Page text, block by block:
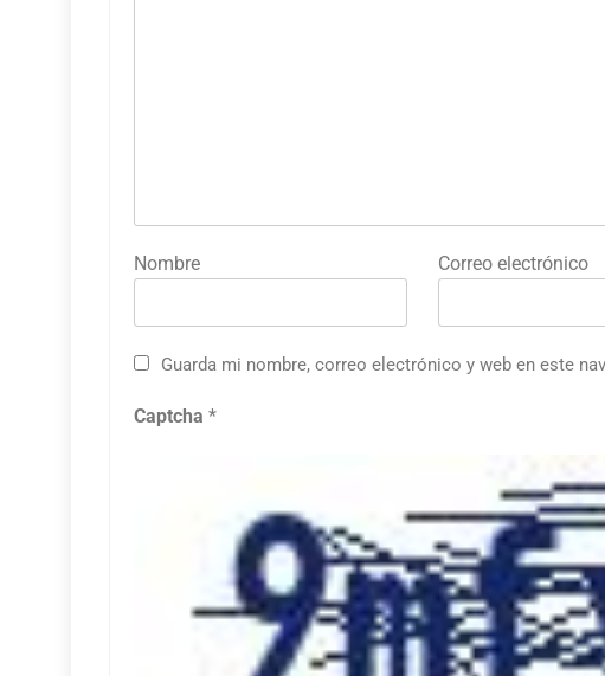
Nombre Correo electrónico
Guarda mi nombre, correo electrónico y web en este
Captcha *